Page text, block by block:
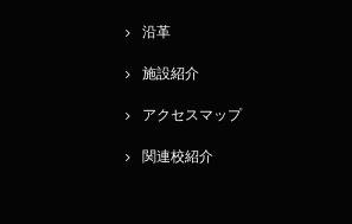
沿革
施設紹介
アクセスマップ
関連校紹介